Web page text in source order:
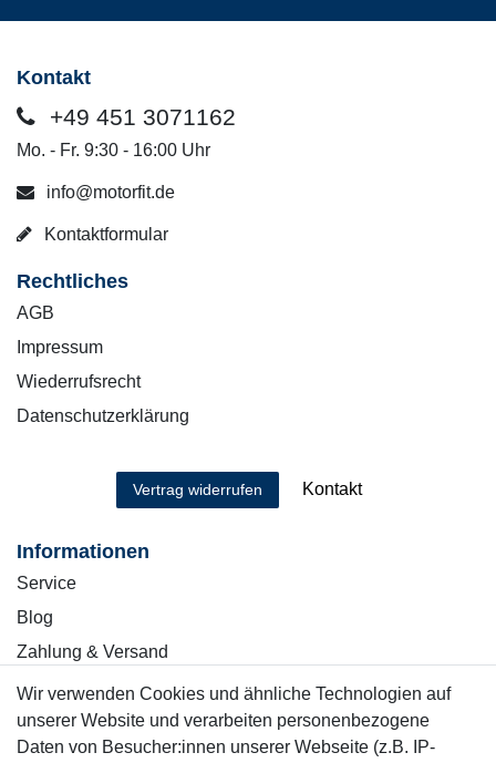
Kontakt
+49 451 3071162
Mo. - Fr. 9:30 - 16:00 Uhr
info@motorfit.de
Kontaktformular
Rechtliches
AGB
Impressum
Wiederrufsrecht
Datenschutzerklärung
Vertrag widerrufen Kontakt
Informationen
Service
Blog
Zahlung & Versand
Sicher einkaufen
Wir verwenden Cookies und ähnliche Technologien auf
unserer Website und verarbeiten personenbezogene
Daten von Besucher:innen unserer Webseite (z.B. IP-